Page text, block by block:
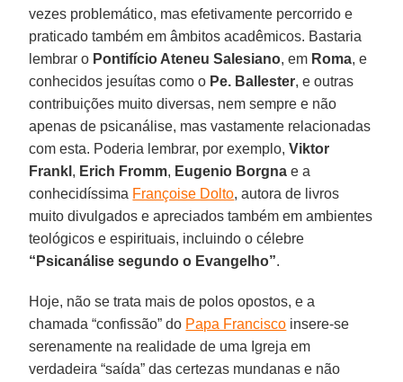
vezes problemático, mas efetivamente percorrido e
praticado também em âmbitos acadêmicos. Bastaria
lembrar o Pontifício Ateneu Salesiano, em Roma, e
conhecidos jesuítas como o Pe. Ballester, e outras
contribuições muito diversas, nem sempre e não
apenas de psicanálise, mas vastamente relacionadas
com esta. Poderia lembrar, por exemplo,Viktor
Frankl , Erich Fromm, Eugenio Borgna e a
conhecidíssima Françoise Dolto, autora de livros
muito divulgados e apreciados também em ambientes
teológicos e espirituais, incluindo o célebre
“Psicanálise segundo o Evangelho”.
Hoje, não se trata mais de polos opostos, e a
chamada “confissão” do Papa Francisco insere-se
serenamente na realidade de uma Igreja em
verdadeira “saída” das certezas mundanas e não